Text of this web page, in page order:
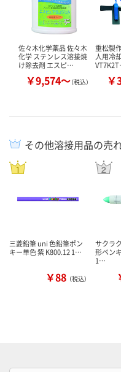
佐々木化学薬品 佐々木
化学 ステンレス溶接焼
け除去剤 エスピ…
￥9,574～（税込）
重松製
人用冷
￥
その他溶接用品の売
三菱鉛筆 uni 色鉛筆ポン
キー単色 紫 K800.12 1…
￥88 （税込）
サクラ
形ペン
1…